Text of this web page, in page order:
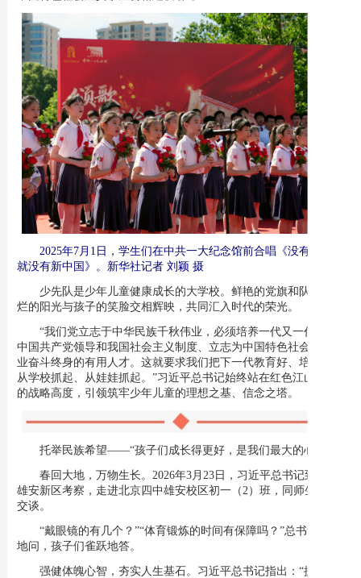
2025年7月1日，学生们在中共一大纪念馆前合唱《没有共产党
就没有新中国》。新华社记者 刘颖 摄
少先队是少年儿童健康成长的大学校。鲜艳的党旗和队旗、灿
烂的阳光与孩子的笑脸交相辉映，共同汇入时代的荣光。
“我们党立志于中华民族千秋伟业，必须培养一代又一代拥护
中国共产党领导和我国社会主义制度、立志为中国特色社会主义事
业奋斗终身的有用人才。这就要求我们把下一代教育好、培养好，
从学校抓起、从娃娃抓起。”习近平总书记始终站在红色江山永续
的战略高度，引领筑牢少年儿童的理想之基、信念之塔。
托举民族希望——“孩子们成长得更好，是我们最大的心愿”
春回大地，万物生长。2026年3月23日，习近平总书记到河北
雄安新区考察，走进北京四中雄安校区初一（2）班，同师生亲切
交谈。
“戴眼镜的有几个？”“体育锻炼的时间有保障吗？”总书记关心
地问，孩子们雀跃地答。
强健体魄心智，夯实人生基石。习近平总书记指出：“提高人